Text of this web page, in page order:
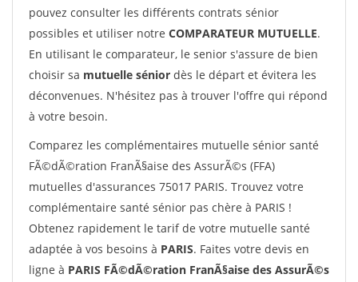
pouvez consulter les différents contrats sénior
possibles et utiliser notre COMPARATEUR MUTUELLE.
En utilisant le comparateur, le senior s'assure de bien
choisir sa mutuelle sénior dès le départ et évitera les
déconvenues. N'hésitez pas à trouver l'offre qui répond
à votre besoin.
Comparez les complémentaires mutuelle sénior santé
FÃ©dÃ©ration FranÃ§aise des AssurÃ©s (FFA)
mutuelles d'assurances 75017 PARIS. Trouvez votre
complémentaire santé sénior pas chère à PARIS !
Obtenez rapidement le tarif de votre mutuelle santé
adaptée à vos besoins à PARIS. Faites votre devis en
ligne à PARIS FÃ©dÃ©ration FranÃ§aise des AssurÃ©s